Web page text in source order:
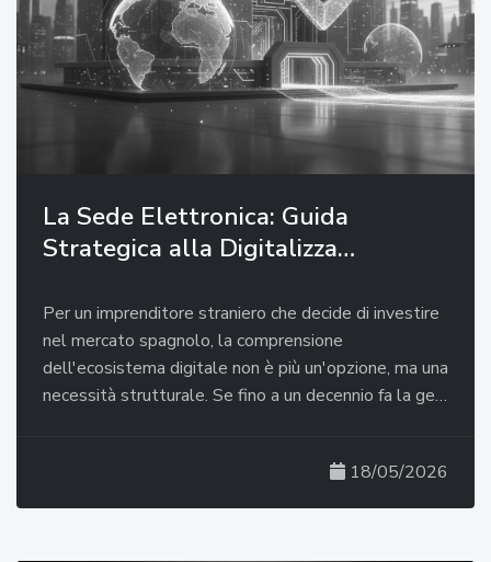
La Sede Elettronica: Guida
Strategica alla Digitalizza…
Per un imprenditore straniero che decide di investire
nel mercato spagnolo, la comprensione
dell'ecosistema digitale non è più un'opzione, ma una
necessità strutturale. Se fino a un decennio fa la ge…
18/05/2026